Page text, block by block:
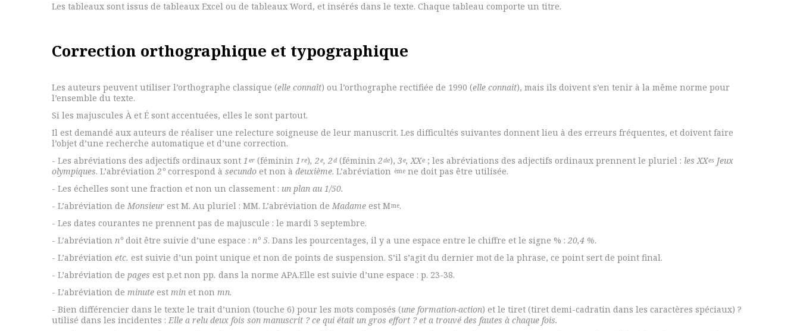
Les tableaux sont issus de tableaux Excel ou de tableaux Word, et insérés dans le texte. Chaque tableau comporte un titre.
Correction orthographique et typographique
Les auteurs peuvent utiliser l’orthographe classique (elle connaît) ou l’orthographe rectifiée de 1990 (elle connait), mais ils doivent s’en tenir à la même norme pour
l’ensemble du texte.
Si les majuscules À et É sont accentuées, elles le sont partout.
Il est demandé aux auteurs de réaliser une relecture soigneuse de leur manuscrit. Les difficultés suivantes donnent lieu à des erreurs fréquentes, et doivent faire
l’objet d’une recherche automatique et d’une correction.
- Les abréviations des adjectifs ordinaux sont 1 er (féminin 1 re), 2e, 2d (féminin 2de), 3e, XXe ; les abréviations des adjectifs ordinaux prennent le pluriel : les XXes Jeux
olympiques. L’abréviation 2° correspond à secundo et non à deuxième. L’abréviation ème ne doit pas être utilisée.
- Les échelles sont une fraction et non un classement : un plan au 1/50.
- L’abréviation de Monsieur est M. Au pluriel : MM. L’abréviation de Madame est Mme.
- Les dates courantes ne prennent pas de majuscule : le mardi 3 septembre.
- L’abréviation n° doit être suivie d’une espace : n° 5. Dans les pourcentages, il y a une espace entre le chiffre et le signe % : 20,4 %.
- L’abréviation etc. est suivie d’un point unique et non de points de suspension. S’il s’agit du dernier mot de la phrase, ce point sert de point final.
- L’abréviation de pages est p.et non pp. dans la norme APA.Elle est suivie d’une espace : p. 23-38.
- L’abréviation de minute est min et non mn.
- Bien différencier dans le texte le trait d’union (touche 6) pour les mots composés (une formation-action) et le tiret (tiret demi-cadratin dans les caractères spéciaux) ?
utilisé dans les incidentes : Elle a relu deux fois son manuscrit ? ce qui était un gros effort ? et a trouvé des fautes à chaque fois.